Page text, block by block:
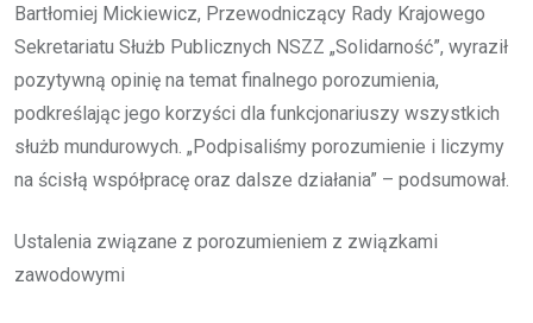
Bartłomiej Mickiewicz, Przewodniczący Rady Krajowego
Sekretariatu Służb Publicznych NSZZ „Solidarność”, wyraził
pozytywną opinię na temat finalnego porozumienia,
podkreślając jego korzyści dla funkcjonariuszy wszystkich
służb mundurowych. „Podpisaliśmy porozumienie i liczymy
na ścisłą współpracę oraz dalsze działania” – podsumował.
Ustalenia związane z porozumieniem z związkami
zawodowymi